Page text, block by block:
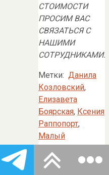
СТОИМОСТИ
ПРОСИМ ВАС
СВЯЗАТЬСЯ С
НАШИМИ
СОТРУДНИКАМИ.
Метки: Данила
Козловский,
Елизавета
Боярская, Ксения
Раппопорт,
Малый
драматический
театр, Спектакль.